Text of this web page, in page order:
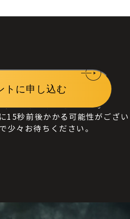
、直接申請に移ります。
15秒前後かかる可能性がござ
少々お待ちください。